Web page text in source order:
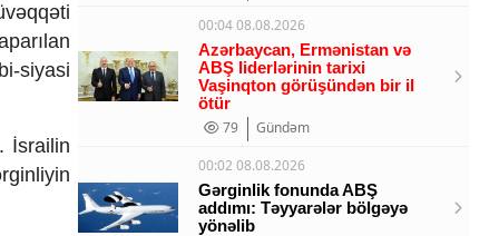
siyasi
İsrailin
00:04 08.08.2026
Azərbaycan, Ermənistan və
ABŞ liderlərinin tarixi
Vaşinqton görüşündən bir il
ötür
79
Gündəm
00:02 08.08.2026
Gərginlik fonunda ABŞ
addımı: Təyyarələr bölgəyə
yönəlib